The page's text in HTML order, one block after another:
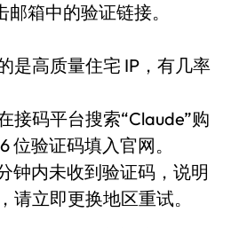
邮箱中的验证链接。
是高质量住宅 IP，有几率
接码平台搜索“Claude”购
位验证码填入官网。
钟内未收到验证码，说明
请立即更换地区重试。